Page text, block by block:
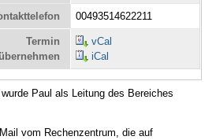
00493514622211
Termin
übernehmen
vCal
iCal
Paul als Leitung des Bereiches
vom Rechenzentrum, die auf